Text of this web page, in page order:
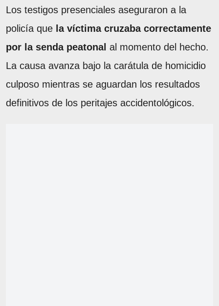
Los testigos presenciales aseguraron a la
policía que la víctima cruzaba correctamente
por la senda peatonal al momento del hecho.
La causa avanza bajo la carátula de homicidio
culposo mientras se aguardan los resultados
definitivos de los peritajes accidentológicos.